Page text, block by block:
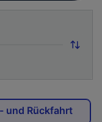
und Rückfahrt